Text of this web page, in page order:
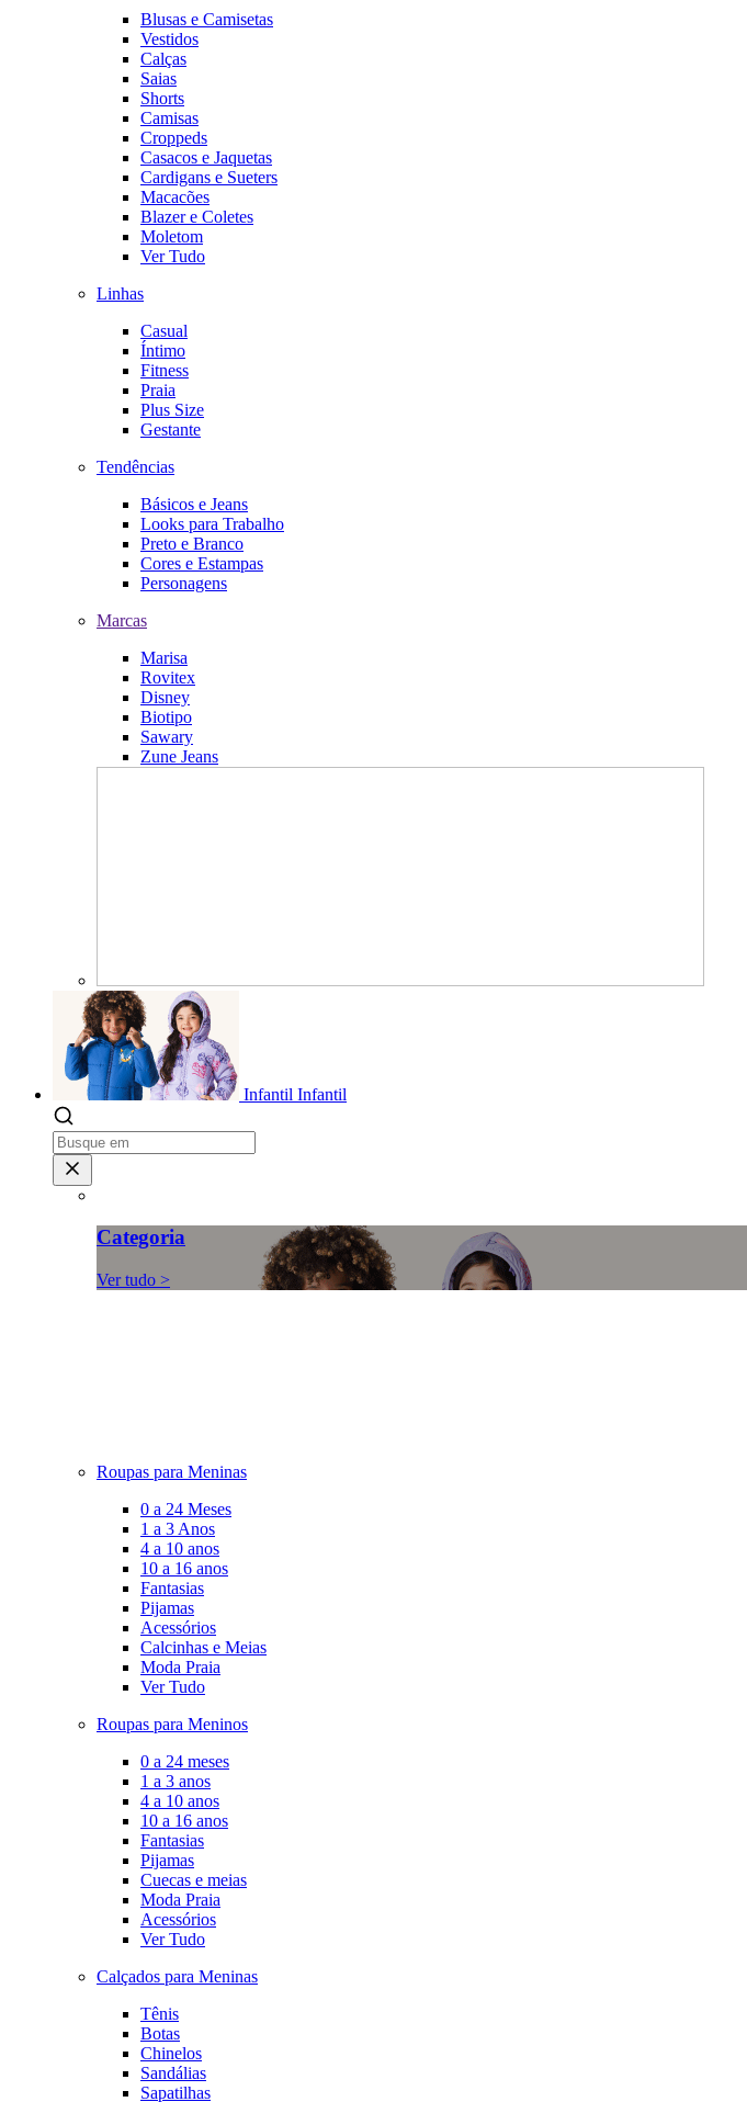
Blusas e Camisetas
Vestidos
Calças
Saias
Shorts
Camisas
Croppeds
Casacos e Jaquetas
Cardigans e Sueters
Macacões
Blazer e Coletes
Moletom
Ver Tudo
Linhas
Casual
Íntimo
Fitness
Praia
Plus Size
Gestante
Tendências
Básicos e Jeans
Looks para Trabalho
Preto e Branco
Cores e Estampas
Personagens
Marcas
Marisa
Rovitex
Disney
Biotipo
Sawary
Zune Jeans
Infantil Infantil
Categoria
Ver tudo >
Roupas para Meninas
0 a 24 Meses
1 a 3 Anos
4 a 10 anos
10 a 16 anos
Fantasias
Pijamas
Acessórios
Calcinhas e Meias
Moda Praia
Ver Tudo
Roupas para Meninos
0 a 24 meses
1 a 3 anos
4 a 10 anos
10 a 16 anos
Fantasias
Pijamas
Cuecas e meias
Moda Praia
Acessórios
Ver Tudo
Calçados para Meninas
Tênis
Botas
Chinelos
Sandálias
Sapatilhas